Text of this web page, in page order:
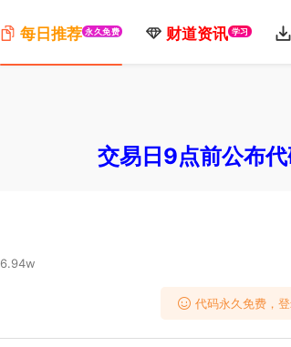
每日推荐 永久免费 财道资讯 学习
交易日9点前公布代
6.94w
代码永久免费，